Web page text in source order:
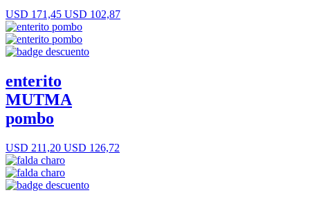
USD 171,45 USD 102,87
enterito
MUTMA
pombo
USD 211,20 USD 126,72